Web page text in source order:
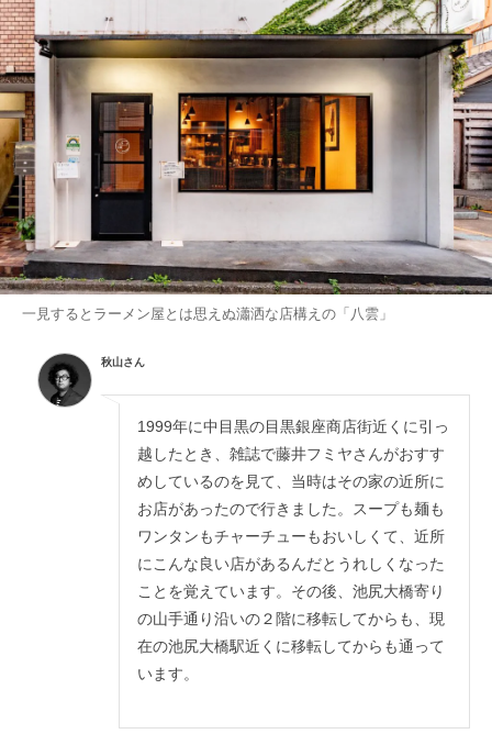
一見するとラーメン屋とは思えぬ瀟洒な店構えの「八雲」
秋山さん
1999年に中目黒の目黒銀座商店街近くに引っ
越したとき、雑誌で藤井フミヤさんがおすす
めしているのを見て、当時はその家の近所に
お店があったので行きました。スープも麺も
ワンタンもチャーチューもおいしくて、近所
にこんな良い店があるんだとうれしくなった
ことを覚えています。その後、池尻大橋寄り
の山手通り沿いの２階に移転してからも、現
在の池尻大橋駅近くに移転してからも通って
います。